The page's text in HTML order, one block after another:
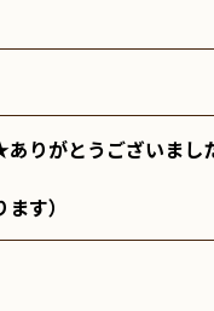
りがとうございま
す）